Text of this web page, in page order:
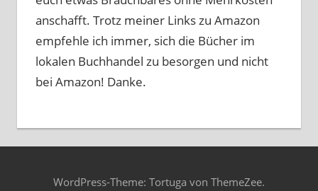
anschafft. Trotz meiner Links zu Amazon
empfehle ich immer, sich die Bücher im
lokalen Buchhandel zu besorgen und nicht
bei Amazon! Danke.
WordPress-Theme: Tortuga von ThemeZee.